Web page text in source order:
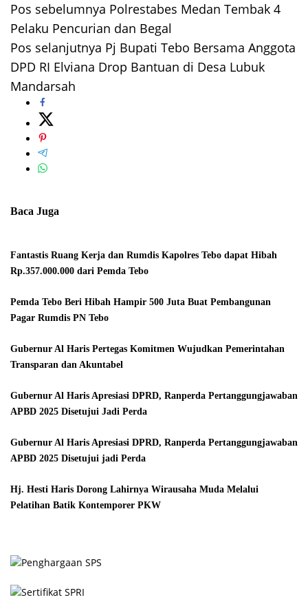
Navigasi
pos
Pos sebelumnya Polrestabes Medan Tembak 4
Pelaku Pencurian dan Begal
Pos selanjutnya Pj Bupati Tebo Bersama Anggota
DPD RI Elviana Drop Bantuan di Desa Lubuk
Mandarsah
Baca Juga
Fantastis Ruang Kerja dan Rumdis Kapolres Tebo dapat Hibah
Rp.357.000.000 dari Pemda Tebo
Pemda Tebo Beri Hibah Hampir 500 Juta Buat Pembangunan
Pagar Rumdis PN Tebo
Gubernur Al Haris Pertegas Komitmen Wujudkan Pemerintahan
Transparan dan Akuntabel
Gubernur Al Haris Apresiasi DPRD, Ranperda Pertanggungjawaban
APBD 2025 Disetujui Jadi Perda
Gubernur Al Haris Apresiasi DPRD, Ranperda Pertanggungjawaban
APBD 2025 Disetujui jadi Perda
Hj. Hesti Haris Dorong Lahirnya Wirausaha Muda Melalui
Pelatihan Batik Kontemporer PKW